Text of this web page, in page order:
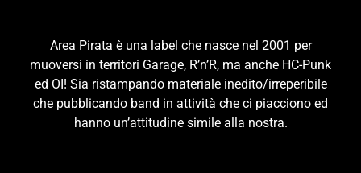
Area Pirata è una label che nasce nel 2001 per
muoversi in territori Garage, R’n’R, ma anche HC-Punk
ed OI! Sia ristampando materiale inedito/irreperibile
che pubblicando band in attività che ci piacciono ed
hanno un’attitudine simile alla nostra.